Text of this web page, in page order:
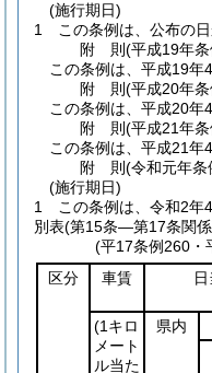
(施行期日)
1
この条例は、公布の日
附 則(平成19年
この条例は、平成19年
附 則(平成20年
この条例は、平成20年
附 則(平成21年
この条例は、平成21年
附 則(令和元年条
(施行期日)
1
この条例は、令和2年
別表(第15条―第17条関
(平17条例260・
区分
車賃 日
(1キロ
メート
ル当た
県内